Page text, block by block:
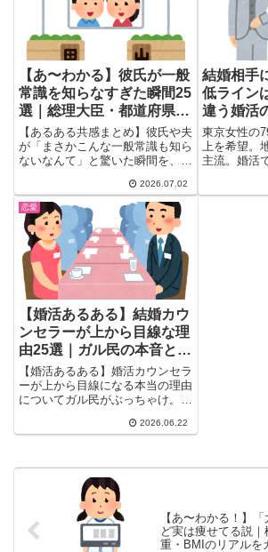
【あ〜わかる】彼氏が一般
常識を知らなすぎた瞬間25
選｜総理大臣・都道府県・
干支に絶句したガル民の本
音
【あるある共感まとめ】彼氏や夫
が「まさかこんな一般常識も知ら
ないなんて」と驚いた瞬間を、ガ
から25選ピックアップ。総理大
臣の名前・都道府県の数・干支の
意味を知らなかった衝撃エピソー
ドや、別れるべきか迷うガル民の
リアルな声まで一気にまとめて紹
介します。
2026.07.02
結婚相手
低ライン
違う婚活
東京女性の
上を希望。
主流。婚活
ゃんコメン
恋愛
【婚活あるある】結婚カウ
ンセラーが上から目線な理
由25選｜ガル民の本音と毒
舌指導の実態
【婚活あるある】婚活カウンセラ
ーが上から目線になる本当の理由
についてガル民がぶっちゃけ。テ
題・植草美幸先生の素顔・婚活相
アルな声をまとめました。
2026.06.22
【あ〜わかる！】
ど実は痩せてる説
重・BMIのリアルを